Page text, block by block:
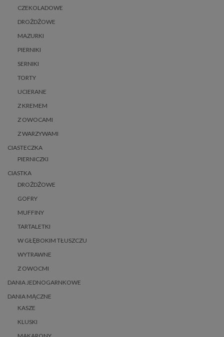
CZEKOLADOWE
DROŻDŻOWE
MAZURKI
PIERNIKI
SERNIKI
TORTY
UCIERANE
Z KREMEM
Z OWOCAMI
Z WARZYWAMI
CIASTECZKA
PIERNICZKI
CIASTKA
DROŻDŻOWE
GOFRY
MUFFINY
TARTALETKI
W GŁĘBOKIM TŁUSZCZU
WYTRAWNE
Z OWOCMI
DANIA JEDNOGARNKOWE
DANIA MĄCZNE
KASZE
KLUSKI